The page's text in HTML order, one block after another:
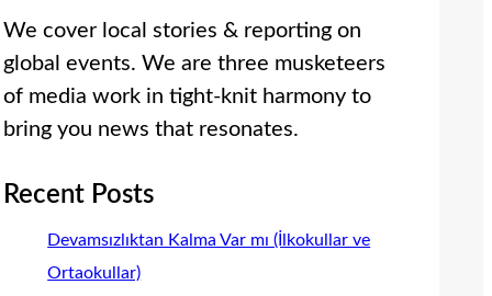
We cover local stories & reporting on
global events. We are three musketeers
of media work in tight-knit harmony to
bring you news that resonates.
Recent Posts
Devamsızlıktan Kalma Var mı (İlkokullar ve
Ortaokullar)